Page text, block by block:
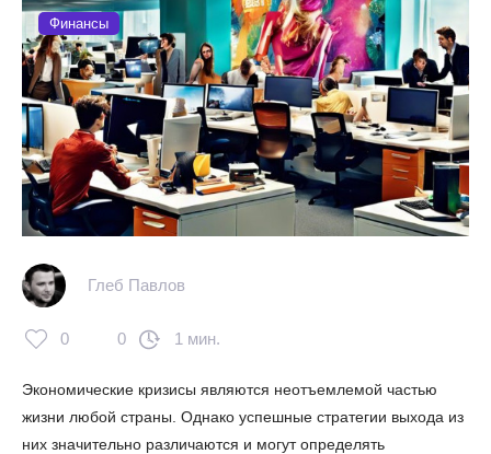
Финансы
Глеб Павлов
0 0 1 мин.
Экономические кризисы являются неотъемлемой частью
жизни любой страны. Однако успешные стратегии выхода из
них значительно различаются и могут определять